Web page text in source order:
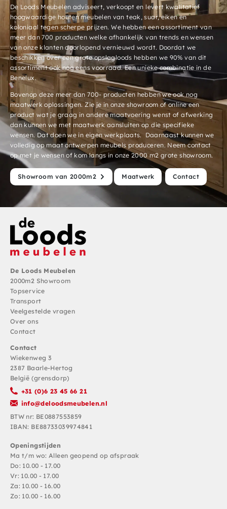
De Loods Meubelen adviseert, verkoopt en levert kwalitatief
hoogwaardige houten meubelen van teak, suar, eiken en
koloniaal tegen scherpe prijzen. We hebben een assortiment van
meer dan 700 producten welke afhankelijk van trends en wensen
van onze klanten doorlopend vernieuwd wordt. Doordat we
beschikken over een grote opslagloods hebben we 90% van dit
assortiment ook nog eens voorraad. Een unieke combinatie in de
Benelux.
Bovenop deze meer dan 700- producten hebben we ook nog
maatwerk oplossingen. Zie je in onze showroom of online een
product wat je graag in andere maatvoering wenst of afwerking
dan kunnen we met maatwerk aansluiten op die specifieke
wensen. Dat doen we in eigen werkplaats. Daarnaast kunnen we
volledig op maat ontwerpen meubels produceren. Neem contact
op met je wensen of kom langs in onze 2000 m2 grote showroom.
Showroom van 2000m2 Maatwerk Contact
De Loods Meubelen
2000m2 Showroom
Topservice
Transport
Veelgestelde vragen
Over ons
Contact
Contact
Wiekenweg 3
2387 Baarle-Hertog
België (grensdorp)
+31 (0)6 23 45 66 21
info@deloodsmeubelen.nl
BTW nr: BE0887553859
IBAN: BE88733039974841
Openingstijden
Ma t/m wo: Alleen geopend op afspraak
Do: 10.00 - 17.00
Vr: 10.00 - 17.00
Za: 10.00 - 16.00
Zo: 10.00 - 16.00